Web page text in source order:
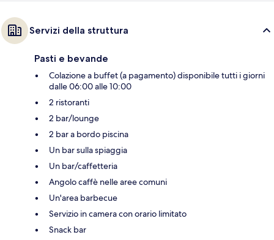
Servizi della struttura
Pasti e bevande
Colazione a buffet (a pagamento) disponibile tutti i giorni
dalle 06:00 alle 10:00
2 ristoranti
2 bar/lounge
2 bar a bordo piscina
Un bar sulla spiaggia
Un bar/caffetteria
Angolo caffè nelle aree comuni
Un'area barbecue
Servizio in camera con orario limitato
Snack bar